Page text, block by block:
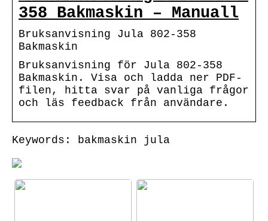
358 Bakmaskin – Manuall
Bruksanvisning Jula 802-358
Bakmaskin
Bruksanvisning för Jula 802-358
Bakmaskin. Visa och ladda ner PDF-
filen, hitta svar på vanliga frågor
och läs feedback från användare.
Keywords: bakmaskin jula